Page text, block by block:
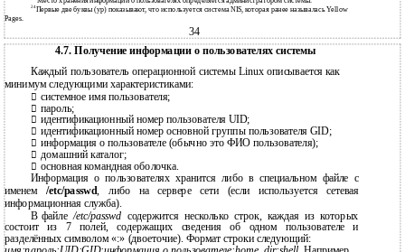
24Первые две буквы (yp) показывают, что используется система NIS, которая ранее называлась Yellow
Pages.
34
4.7. Получение информации о пользователях системы
Каждый пользователь операционной системы Linux описывается как
минимум следующими характеристиками:
 системное имя пользователя;
 пароль;
 идентификационный номер пользователя UID;
 идентификационный номер основной группы пользователя GID;
 информация о пользователе (обычно это ФИО пользователя);
 домашний каталог;
 основная командная оболочка.
Информация о пользователях хранится либо в специальном файле с
именем/etc/passwd, либо на сервере сети (если используется сетевая
информационная служба).
В файле /etc/passwd содержится несколько строк, каждая из которых
состоит из 7 полей, содержащих сведения об одном пользователе и
разделённых символом «:» (двоеточие). Формат строки следующий: